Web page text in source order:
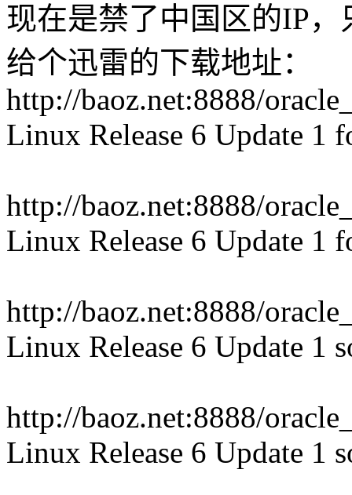
现在是禁了中国区的IP
给个迅雷的下载地址：
http://baoz.net:8888/
Linux Release 6 Update 1
http://baoz.net:8888/
Linux Release 6 Update 1
http://baoz.net:8888/
Linux Release 6 Update 1
http://baoz.net:8888/
Linux Release 6 Update 1